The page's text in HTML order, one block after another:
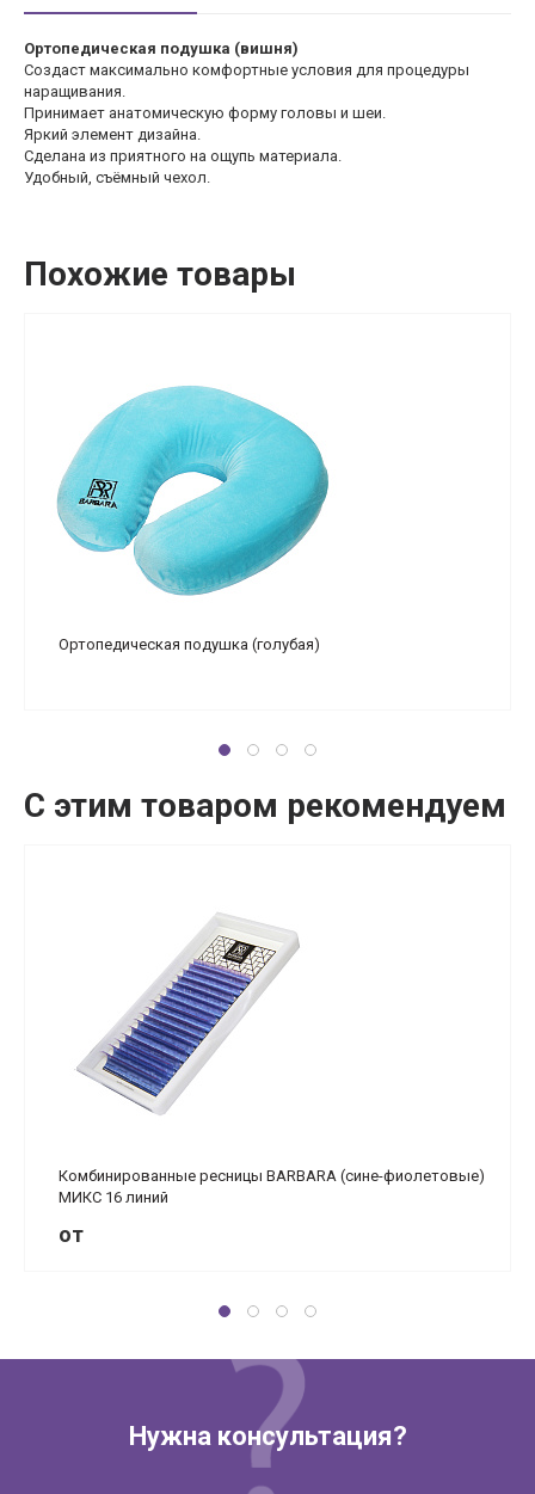
Ортопедическая подушка (вишня)
Создаст максимально комфортные условия для процедуры
наращивания.
Принимает анатомическую форму головы и шеи.
Яркий элемент дизайна.
Сделана из приятного на ощупь материала.
Удобный, съёмный чехол.
Похожие товары
Ортопедическая подушка (голубая)
С этим товаром рекомендуем
Комбинированные ресницы BARBARA (сине-фиолетовые)
МИКС 16 линий
от
Нужна консультация?